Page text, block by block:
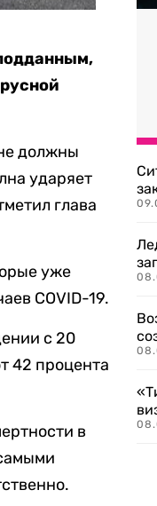
должны
ударяет
глава
уже
COVID-19.
с 20
42 процента
в